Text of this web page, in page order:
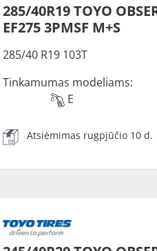
285/40R19 TOYO
EF275 3PMSF M+S
285/40 R19 103T
Tinkamumas modeliams:
E
Atsiėmimas rugpjūčio 10 d.